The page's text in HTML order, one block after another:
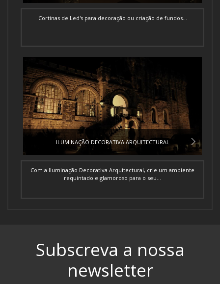
Cortinas de Led's para decoração ou criação de fundos...
ILUMINAÇÃO DECORATIVA ARQUITECTURAL
Com a Iluminação Decorativa Arquitectural, crie um ambiente
requintado e glamoroso para o seu...
Subscreva a nossa
newsletter